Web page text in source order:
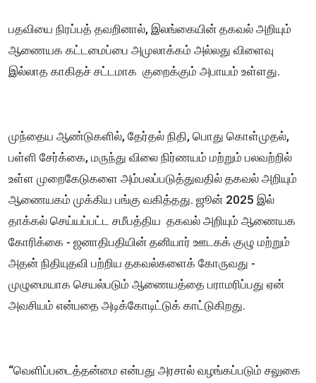
பதவியை நிரப்பத் தவறினால், இலங்கையின் தகவல் அறியும்
ஆணையக கட்டமைப்பை அமுலாக்கம் அல்லது விளைவு
இல்லாத காகிதச் சட்டமாக குறைக்கும் அபாயம் உள்ளது.
முந்தைய ஆண்டுகளில், தேர்தல் நிதி, பொது கொள்முதல்,
பள்ளி சேர்க்கை, மருந்து விலை நிர்ணயம் மற்றும் பலவற்றில்
உள்ள முறைகேடுகளை அம்பலப்படுத்துவதில் தகவல் அறியும்
ஆணையகம் முக்கிய பங்கு வகித்தது. ஜூன் 2025 இல்
தாக்கல் செய்யப்பட்ட சமீபத்திய தகவல் அறியும் ஆணையக
கோரிக்கை - ஜனாதிபதியின் தனியார் ஊடகக் குழு மற்றும்
அதன் நிதியுதவி பற்றிய தகவல்களைக் கோருவது -
முழுமையாக செயல்படும் ஆணையத்தை பராமரிப்பது ஏன்
அவசியம் என்பதை அடிக்கோடிட்டுக் காட்டுகிறது.
“வெளிப்படைத்தன்மை என்பது அரசால் வழங்கப்படும் சலுகை